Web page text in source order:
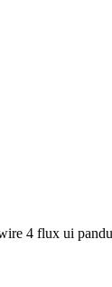
4 flux ui